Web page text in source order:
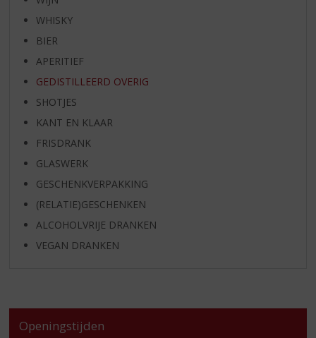
WHISKY
BIER
APERITIEF
GEDISTILLEERD OVERIG
SHOTJES
KANT EN KLAAR
FRISDRANK
GLASWERK
GESCHENKVERPAKKING
(RELATIE)GESCHENKEN
ALCOHOLVRIJE DRANKEN
VEGAN DRANKEN
Openingstijden